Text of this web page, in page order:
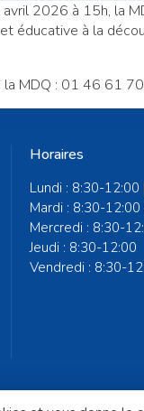
2026 à 15h, la
éducative à la
la MDQ : 01 46 61
Horaires
Lundi : 8:30-
Mardi : 8:30-
Mercredi : 8:30-
Jeudi : 8:30-12:00
Vendredi : 8:30-